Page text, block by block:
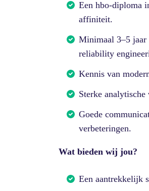
Een hbo-diploma
affiniteit.
Minimaal 3–5 jaar
reliability
Kennis van
Sterke
Goede
verbeteringen.
Wat bieden wij jou?
Een aantrekkelijk